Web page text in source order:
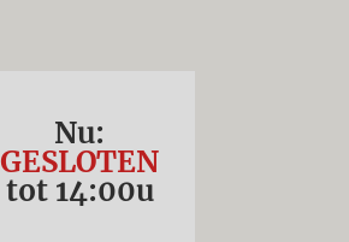
Nu:
GESLOTEN
tot 14:00u